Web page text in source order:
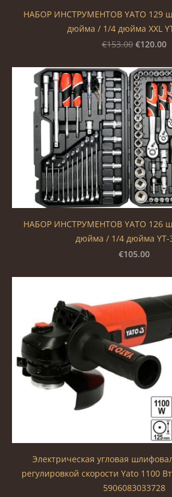
НАБОР ИНСТРУМЕНТОВ YATO 129
дюйма / 1/4 дюйма XXL
€153.00 €120.00
НАБОР ИНСТРУМЕНТОВ YATO 126
дюйма / 1/4 дюйма YT-
€105.00
Электрическая угловая
регулировкой скорости Yato 1100
5906083033728